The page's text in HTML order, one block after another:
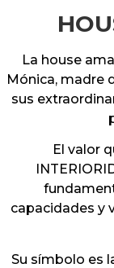
La house
Mónica, madre
sus
El valor
capacidades y
Su símbolo es